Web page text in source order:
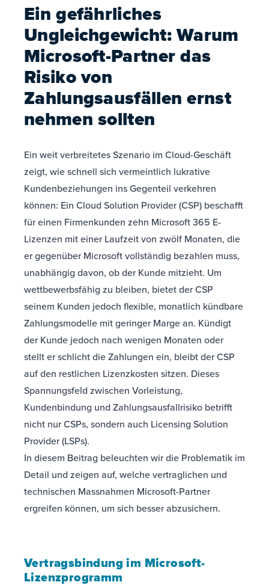
Ein gefährliches
Ungleichgewicht: Warum
Microsoft-Partner das
Risiko von
Zahlungsausfällen ernst
nehmen sollten
Ein weit verbreitetes Szenario im Cloud-Geschäft
zeigt, wie schnell sich vermeintlich lukrative
Kundenbeziehungen ins Gegenteil verkehren
können: Ein Cloud Solution Provider (CSP) beschafft
für einen Firmenkunden zehn Microsoft 365 E-
Lizenzen mit einer Laufzeit von zwölf Monaten, die
er gegenüber Microsoft vollständig bezahlen muss,
unabhängig davon, ob der Kunde mitzieht. Um
wettbewerbsfähig zu bleiben, bietet der CSP
seinem Kunden jedoch flexible, monatlich kündbare
Zahlungsmodelle mit geringer Marge an. Kündigt
der Kunde jedoch nach wenigen Monaten oder
stellt er schlicht die Zahlungen ein, bleibt der CSP
auf den restlichen Lizenzkosten sitzen. Dieses
Spannungsfeld zwischen Vorleistung,
Kundenbindung und Zahlungsausfallrisiko betrifft
nicht nur CSPs, sondern auch Licensing Solution
Provider (LSPs).
In diesem Beitrag beleuchten wir die Problematik im
Detail und zeigen auf, welche vertraglichen und
technischen Massnahmen Microsoft-Partner
ergreifen können, um sich besser abzusichern.
Vertragsbindung im Microsoft-
Lizenzprogramm